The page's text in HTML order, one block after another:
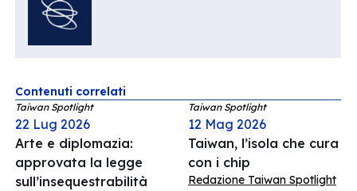
Contenuti correlati
Taiwan Spotlight
22 Lug 2026
Arte e diplomazia:
approvata la legge
sull’insequestrabilità
Taiwan Spotlight
12 Mag 2026
Taiwan, l’isola che cura
con i chip
Redazione Taiwan Spotlight